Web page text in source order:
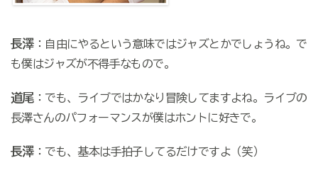
長澤：自由にやるという意味ではジャズとかでしょうね。で
も僕はジャズが不得手なもので。
道尾：でも、ライブではかなり冒険してますよね。ライブの
長澤さんのパフォーマンスが僕はホントに好きで。
長澤：でも、基本は手拍子してるだけですよ（笑）